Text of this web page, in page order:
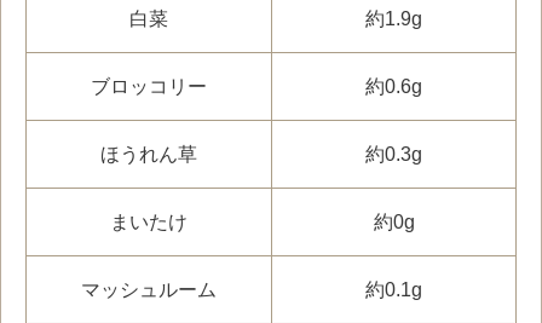
白菜 約1.9g
ブロッコリー 約0.6g
ほうれん草 約0.3g
まいたけ 約0g
マッシュルーム 約0.1g